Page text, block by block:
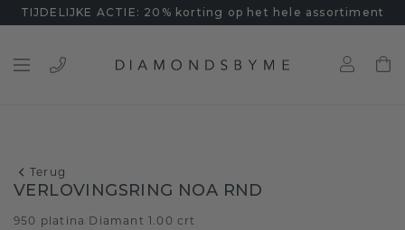
TIJDELIJKE ACTIE: 20% korting op het hele assortiment
Terug
VERLOVINGSRING NOA RND
950 platina Diamant 1.00 crt